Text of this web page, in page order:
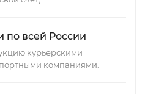
по всей России
курьерскими
компаниями.